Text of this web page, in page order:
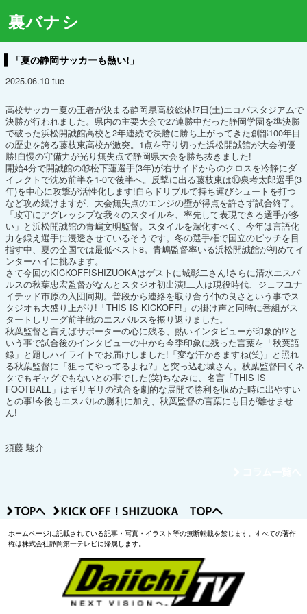
裏バナシ
「夏の静岡サッカーも熱い!」
2025.06.10 tue
高校サッカー夏の王者が決まる静岡県高校総体!7日(土)エコパスタジアムで
決勝が行われました。県内の主要大会で27連勝中だった静岡学園を準決勝
で破った浜松開誠館高校と2年連続で決勝に勝ち上がってきた創部100年目
の歴史を誇る藤枝東高校が激突。1点を守り切った浜松開誠館が大会初優
勝!自慢の守備力が光り無失点で静岡県大会を勝ち抜きました!
開始4分で開誠館の⑲松下蓮選手(3年)が右サイドからのクロスを冷静にダ
イレクトで沈め前半を1-0で後半へ。反撃に出る藤枝東は⑩泉考太郎選手(3
年)を中心に攻撃が活性化します!自らドリブルで持ち運びシュートを打つ
など攻め続けますが、大会無失点のエンジの壁が得点を許さず試合終了。
「攻守にアグレッシブな我々のスタイルを、率先して表現できる選手が多
い」と浜松開誠館の青嶋文明監督。スタイルを深化すべく、今年は言語化
力を鍛え選手に浸透させているそうです。冬の選手権で国立のピッチを目
指す中、夏の全国では最低ベスト8。青嶋監督率いる浜松開誠館が初めてイ
ンターハイに挑みます。
さて今回のKICKOFF!SHIZUOKAはゲストに城彰二さん!さらに清水エスパ
ルスの秋葉忠宏監督がなんとスタジオ初出演!二人は現役時代、ジェフユナ
イテッド市原の入団同期。普段から連絡を取り合う仲の良さという事でス
タジオも大盛り上がり!「THIS IS KICKOFF!」の掛け声と同時に番組がス
タートしリーグ前半戦のエスパルスを振り返りました。
秋葉監督と言えばサポーターの心に残る、熱いインタビューが印象的!?と
いう事で試合後のインタビューの中から今季印象に残った言葉を「秋葉語
録」と題しハイライトでお届けしました!「変な汗かきますね(笑)」と照れ
る秋葉監督に「狙ってやってるよね?」と突っ込む城さん。秋葉監督曰くネ
タでもギャグでもないとの事でした(笑)ちなみに、名言「THIS IS
FOOTBALL」はギリギリの試合を劇的な展開で勝利を収めた時に出やすい
との事!今後もエスパルの勝利に加え、秋葉監督の言葉にも目が離せませ
ん!
須藤 駿介
ホームページに記載されている記事・写真・イラスト等の無断転載を禁じます。すべての著作
権は株式会社静岡第一テレビに帰属します。